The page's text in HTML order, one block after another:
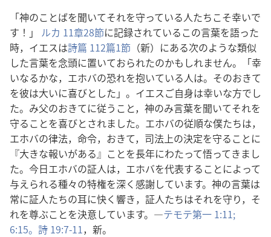
変
え
る
ブ
で
開
く）
「神のことばを聞いてそれを守っている人たちこそ幸いで
す！」 ルカ 11章28節に記録されているこの言葉を語った
時，イエスは詩篇 112篇1節 （新）にある次のような類似
した言葉を念頭に置いておられたのかもしれません。「幸
いなるかな，エホバの恐れを抱いている人は。そのおきて
を彼は大いに喜びとした」。イエスご自身は幸いな方でし
た。み父のおきてに従うこと，神のみ言葉を聞いてそれを
守ることを喜びとされました。エホバの従順な僕たちは，
エホバの律法，命令，おきて，司法上の決定を守ることに
『大きな報いがある』ことを長年にわたって悟ってきまし
た。今日エホバの証人は，エホバを代表することによって
与えられる種々の特権を深く感謝しています。神の言葉は
常に証人たちの耳に快く響き，証人たちはそれを守り，そ
れを尊ぶことを決意しています。―テモテ第一 1:11;
6:15。 詩 19:7-11，新。